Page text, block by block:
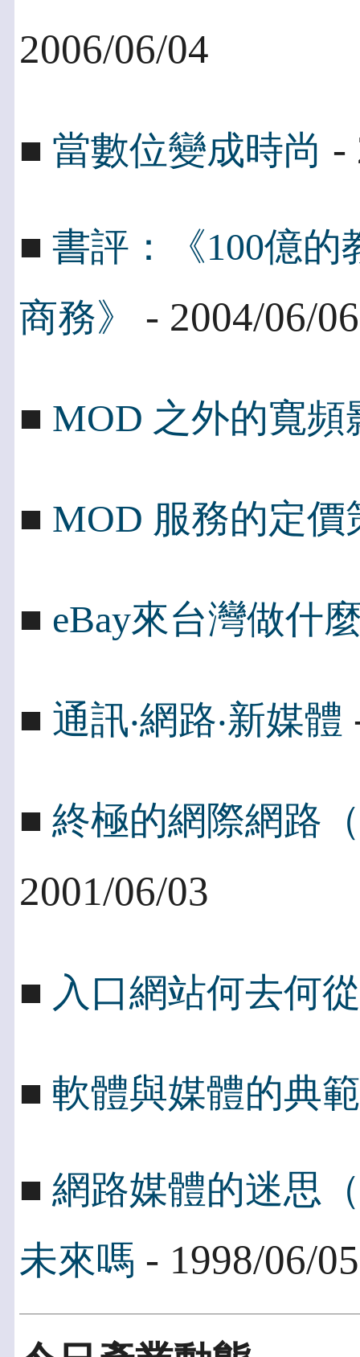
2006/06/04
■ 當數位變成時尚 -
■ 書評：《100億的
商務》
- 2004/06/06
■ MOD 之外的寬頻
■ MOD 服務的定價
■ eBay來台灣做什
■ 通訊‧網路‧新媒體
■ 終極的網際網路
2001/06/03
■ 入口網站何去何從
■ 軟體與媒體的典
■ 網路媒體的迷思
未來嗎 - 1998/06/05